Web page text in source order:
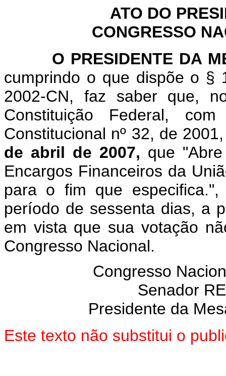
ATO DO
CONGRESSO
O PRESIDENTE DA
cumprindo o que dispõe o §
2002-CN, faz saber que,
Constituição Federal,
Constitucional nº 32, de
de abril de 2007, que "
Encargos Financeiros da
para o fim que especifica.",
período de sessenta dias, a
em vista que sua votação
Congresso Nacional.
Congresso
Senador
Presidente da
Este texto não substitui o